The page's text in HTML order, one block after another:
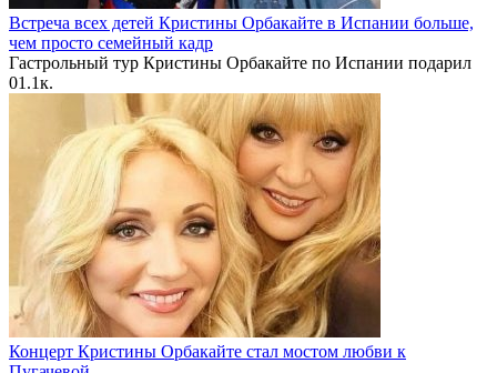
Встреча всех детей Кристины Орбакайте в Испании больше,
чем просто семейный кадр
Гастрольный тур Кристины Орбакайте по Испании подарил
01.1к.
Концерт Кристины Орбакайте стал мостом любви к